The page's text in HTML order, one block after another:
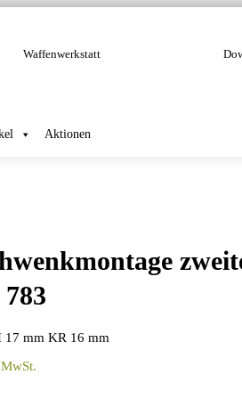
Waffenwerkstatt
Aktionen
17 mm KR 16 mm